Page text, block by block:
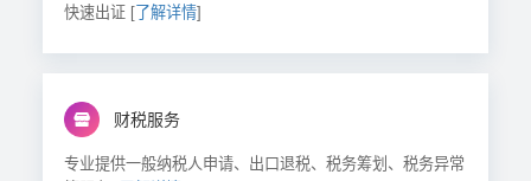
快速出证 [了解详情]
财税服务
专业提供一般纳税人申请、出口退税、税务筹划、税务异常